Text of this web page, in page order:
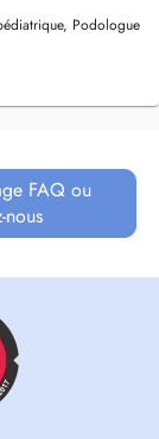
Podologue
FAQ ou
nous